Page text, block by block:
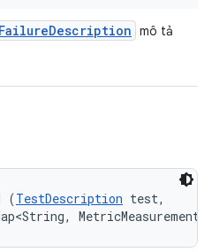
FailureDescription mô tả
(TestDescription test,